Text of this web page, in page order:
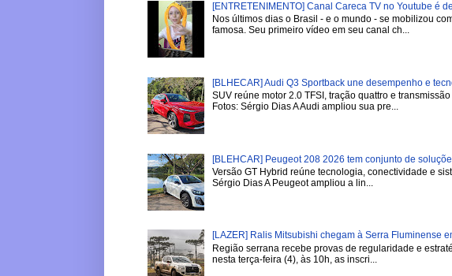
[ENTRETENIMENTO] Canal Careca TV no Youtube é
Nos últimos dias o Brasil - e o mundo - se mobilizou
famosa. Seu primeiro vídeo em seu canal ch...
[BLHECAR] Audi Q3 Sportback une desempenho e
SUV reúne motor 2.0 TFSI, tração quattro e
Fotos: Sérgio Dias A Audi ampliou sua pre...
[BLEHCAR] Peugeot 208 2026 tem conjunto de
Versão GT Hybrid reúne tecnologia, conectividade e
Sérgio Dias A Peugeot ampliou a lin...
[LAZER] Ralis Mitsubishi chegam à Serra Fluminense
Região serrana recebe provas de regularidade e
nesta terça-feira (4), às 10h, as inscri...